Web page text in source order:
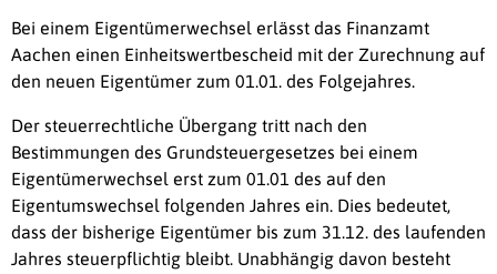
Bei einem Eigentümerwechsel erlässt das Finanzamt
Aachen einen Einheitswertbescheid mit der Zurechnung auf
den neuen Eigentümer zum 01.01. des Folgejahres.
Der steuerrechtliche Übergang tritt nach den
Bestimmungen des Grundsteuergesetzes bei einem
Eigentümerwechsel erst zum 01.01 des auf den
Eigentumswechsel folgenden Jahres ein. Dies bedeutet,
dass der bisherige Eigentümer bis zum 31.12. des laufenden
Jahres steuerpflichtig bleibt. Unabhängig davon besteht